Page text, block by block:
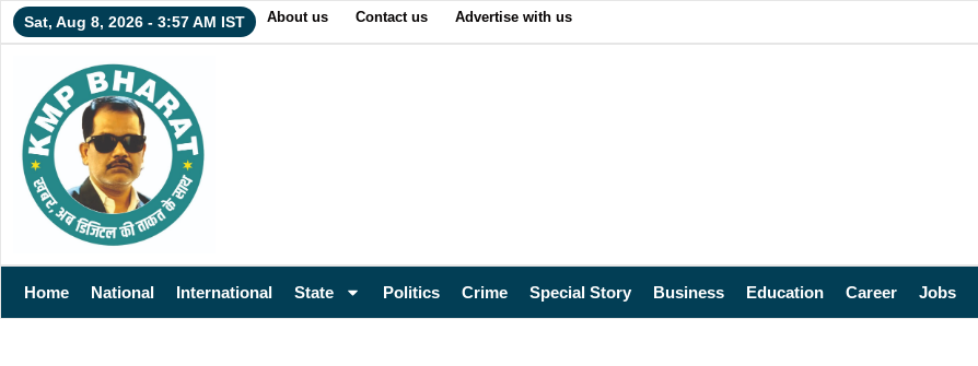
Sat, Aug 8, 2026 - 3:57 AM IST About us Contact us Advertise with us
Home National International State Politics Crime Special Story Business Education Career Jobs